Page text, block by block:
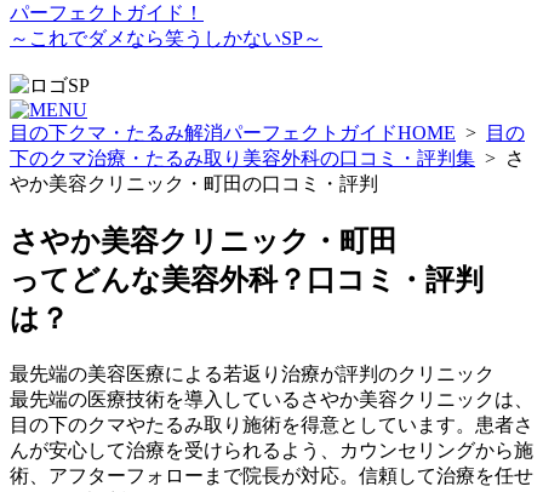
パーフェクトガイド！
～これでダメなら笑うしかないSP～
目の下クマ・たるみ解消パーフェクトガイドHOME >
目の
下のクマ治療・たるみ取り美容外科の口コミ・評判集 > さ
やか美容クリニック・町田の口コミ・評判
さやか美容クリニック・町田
ってどんな美容外科？口コミ・評判
は？
最先端の美容医療による若返り治療が評判のクリニック
最先端の医療技術を導入しているさやか美容クリニックは、
目の下のクマやたるみ取り施術を得意としています。患者さ
んが安心して治療を受けられるよう、カウンセリングから施
術、アフターフォローまで院長が対応。信頼して治療を任せ